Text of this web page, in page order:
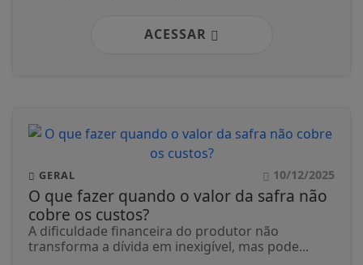
ACESSAR
GERAL 10/12/2025
O que fazer quando o valor da safra não
cobre os custos?
A dificuldade financeira do produtor não
transforma a dívida em inexigível, mas pode...